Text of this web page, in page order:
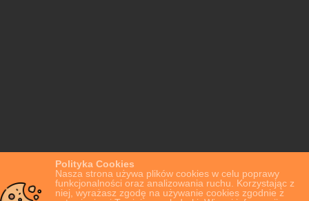
Polityka Cookies
Nasza strona używa plików cookies w celu poprawy
funkcjonalności oraz analizowania ruchu. Korzystając z
niej, wyrażasz zgodę na używanie cookies zgodnie z